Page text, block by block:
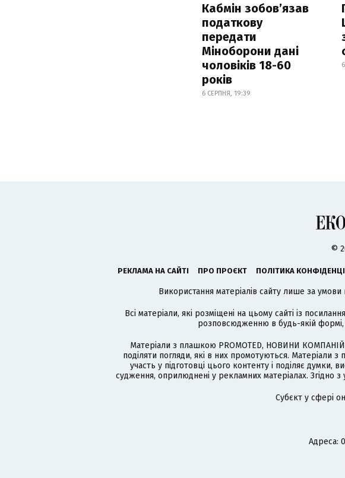
Кабмін зобовʼязав
податкову
передати
Міноборони дані
чоловіків 18-60
років
6 СЕРПНЯ, 19:39
©
РЕКЛАМА НА САЙТІ ПРО ПРОЄКТ ПОЛІТИКА
Використання матеріалів сайту лише за
Всі матеріали, які розміщені на цьому сайті із
розповсюдженню в будь-якій формі,
Матеріали з плашкою PROMOTED, НОВИНИ
поділяти погляди, які в них промотуються.
участь у підготовці цього контенту і поділяє думки,
судження, оприлюднені у рекламних матеріалах. Згідно
Cубєкт у сфері
Адреса: